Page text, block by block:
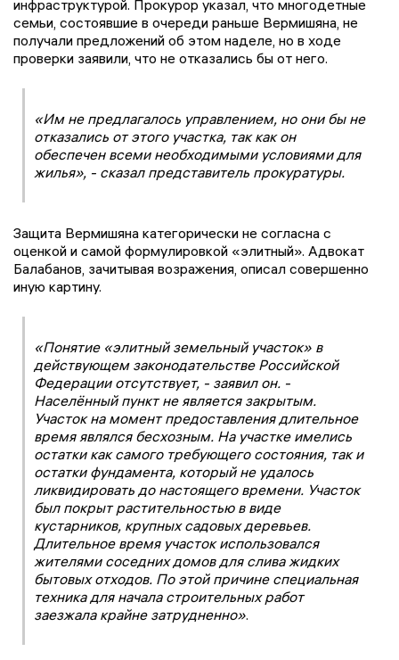
инфраструктурой. Прокурор указал, что многодетные
семьи, состоявшие в очереди раньше Вермишяна, не
получали предложений об этом наделе, но в ходе
проверки заявили, что не отказались бы от него.
«Им не предлагалось управлением, но они бы не
отказались от этого участка, так как он
обеспечен всеми необходимыми условиями для
жилья», - сказал представитель прокуратуры.
Защита Вермишяна категорически не согласна с
оценкой и самой формулировкой «элитный». Адвокат
Балабанов, зачитывая возражения, описал совершенно
иную картину.
«Понятие «элитный земельный участок» в
действующем законодательстве Российской
Федерации отсутствует, - заявил он. -
Населённый пункт не является закрытым.
Участок на момент предоставления длительное
время являлся бесхозным. На участке имелись
остатки как самого требующего состояния, так и
остатки фундамента, который не удалось
ликвидировать до настоящего времени. Участок
был покрыт растительностью в виде
кустарников, крупных садовых деревьев.
Длительное время участок использовался
жителями соседних домов для слива жидких
бытовых отходов. По этой причине специальная
техника для начала строительных работ
заезжала крайне затрудненно».